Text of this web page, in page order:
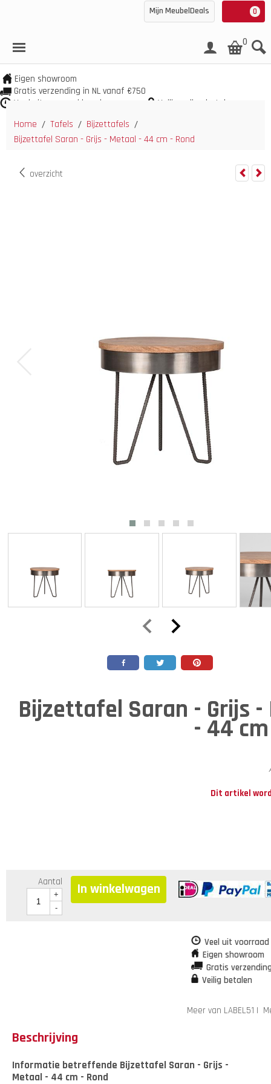
0
Mijn MeubelDeals
0
Eigen showroom
Gratis verzending in NL vanaf €750
Veel uit voorraad leverbaar
Veilig online betalen
Home / Tafels / Bijzettafels /
Bijzettafel Saran - Grijs - Metaal - 44 cm - Rond
overzicht
Bijzettafel Saran - Grijs
- 44
Dit artikel
Aantal
+
-
In winkelwagen
Veel uit
Eigen showroom
Gratis
Veilig betalen
Meer van LABEL51 |
Beschrijving
Informatie betreffende Bijzettafel Saran - Grijs -
Metaal - 44 cm - Rond